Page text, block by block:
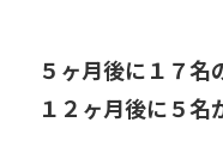
５ヶ月後に１７名
１２ヶ月後に５名